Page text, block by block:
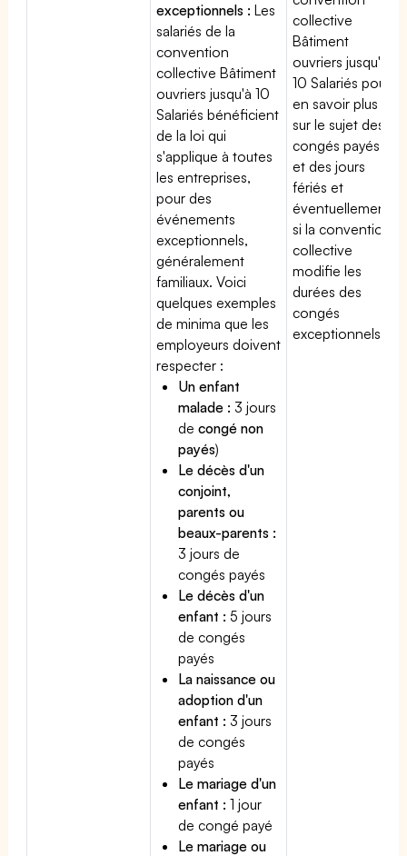
exceptionnels : Les
salariés de la
convention
collective Bâtiment
ouvriers jusqu'à 10
Salariés bénéficient
de la loi qui
s'applique à toutes
les entreprises,
pour des
événements
exceptionnels,
généralement
familiaux. Voici
quelques exemples
de minima que les
employeurs doivent
respecter :
Un enfant
malade : 3 jours
decongé non
payés)
Le décès d'un
conjoint,
parents ou
beaux-parents :
3 jours de
congés payés
Le décès d'un
enfant : 5 jours
de congés
payés
La naissance ou
adoption d'un
enfant : 3 jours
de congés
payés
Le mariage d'un
enfant : 1 jour
de congé payé
Le mariage ou
collective
Bâtiment
ouvriers jusqu'à
10 Salariés pour
en savoir plus
sur le sujet des
congés payés
et des jours
fériés et
éventuellement
si la convention
collective
modifie les
durées des
congés
exceptionnels.